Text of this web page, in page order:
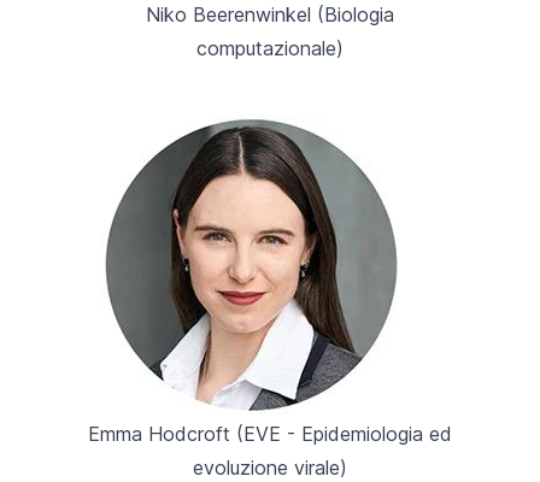
Niko Beerenwinkel (Biologia
computazionale)
Emma Hodcroft (EVE - Epidemiologia ed
evoluzione virale)